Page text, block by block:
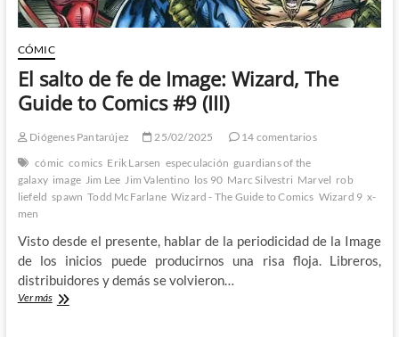
CÓMIC
El salto de fe de Image: Wizard, The
Guide to Comics #9 (III)
Diógenes Pantarújez 25/02/2025
14 comentarios
cómic comics Erik Larsen especulación guardians of the
galaxy image Jim Lee Jim Valentino los 90 Marc Silvestri Marvel rob
liefeld spawn Todd McFarlane Wizard - The Guide to Comics Wizard 9 x-
men
Visto desde el presente, hablar de la periodicidad de la Image
de los inicios puede producirnos una risa floja. Libreros,
distribuidores y demás se volvieron…
Ver másEl